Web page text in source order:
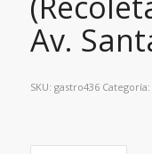
Av.
SKU: gastro436 Categoría: